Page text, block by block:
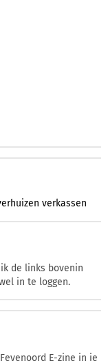
verkassen
de links bovenin
in te loggen.
E-zine in je